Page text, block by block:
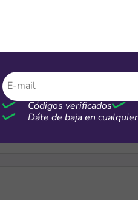
seleccionados
Códigos verificados
Dáte de baja en